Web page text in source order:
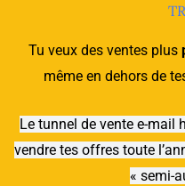
Tu veux des ventes plus
même en dehors de
Le tunnel de vente e-mail
vendre tes offres toute
« semi-